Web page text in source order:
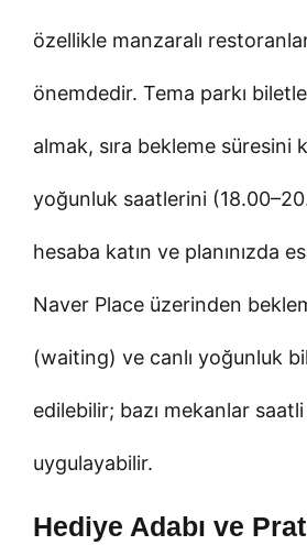
özellikle manzaralı
önemdedir. Tema parkı
almak, sıra bekleme süresini
yoğunluk saatlerini
hesaba katın ve planınızda
Naver Place üzerinden
(waiting) ve canlı yoğunluk
edilebilir; bazı mekanlar
uygulayabilir.
Hediye Adabı ve